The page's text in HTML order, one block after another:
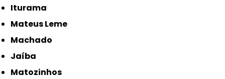
Iturama
Mateus Leme
Machado
Jaíba
Matozinhos